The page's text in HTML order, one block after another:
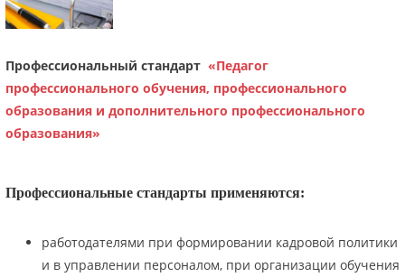
Профессиональный стандарт «Педагог
профессионального обучения, профессионального
образования и дополнительного профессионального
образования»
Профессиональные стандарты применяются:
работодателями при формировании кадровой политики
и в управлении персоналом, при организации обучения